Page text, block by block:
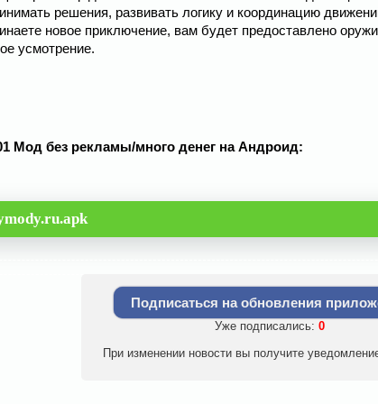
решения, развивать логику и координацию
новое приключение, вам будет предоставлено
усмотрение.
Мод без рекламы/много денег на Андроид:
Подписаться на обновления
Уже подписались: 0
При изменении новости вы получите